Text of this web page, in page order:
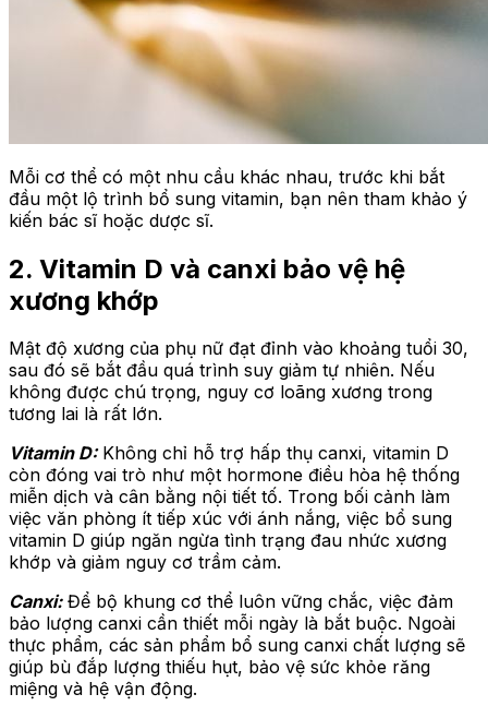
Mỗi cơ thể có một nhu cầu khác nhau, trước khi bắt
đầu một lộ trình bổ sung vitamin, bạn nên tham khảo ý
kiến bác sĩ hoặc dược sĩ.
2. Vitamin D và canxi bảo vệ hệ
xương khớp
Mật độ xương của phụ nữ đạt đỉnh vào khoảng tuổi 30,
sau đó sẽ bắt đầu quá trình suy giảm tự nhiên. Nếu
không được chú trọng, nguy cơ loãng xương trong
tương lai là rất lớn.
Vitamin D:Không chỉ hỗ trợ hấp thụ canxi, vitamin D
còn đóng vai trò như một hormone điều hòa hệ thống
miễn dịch và cân bằng nội tiết tố. Trong bối cảnh làm
việc văn phòng ít tiếp xúc với ánh nắng, việc bổ sung
vitamin D giúp ngăn ngừa tình trạng đau nhức xương
khớp và giảm nguy cơ trầm cảm.
Canxi:Để bộ khung cơ thể luôn vững chắc, việc đảm
bảo lượng canxi cần thiết mỗi ngày là bắt buộc. Ngoài
thực phẩm, các sản phẩm bổ sung canxi chất lượng sẽ
giúp bù đắp lượng thiếu hụt, bảo vệ sức khỏe răng
miệng và hệ vận động.